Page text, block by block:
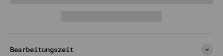
Bearbeitungszeit